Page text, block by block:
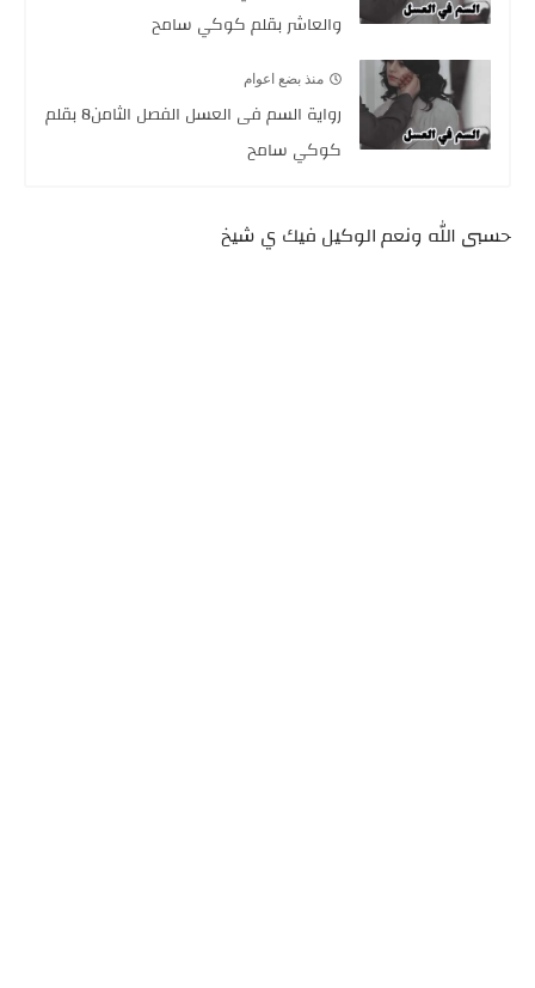
والعاشر بقلم كوكي سامح
منذ بضع اعوام
رواية السم فى العسل الفصل الثامن8 بقلم
كوكي سامح
حسبى الله ونعم الوكيل فيك ي شيخ